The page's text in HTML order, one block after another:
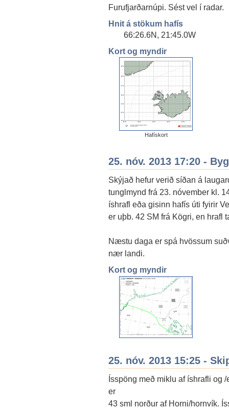
Furufjarðarnúpi. Sést vel í radar.
Hnit á stökum hafís
66:26.6N, 21:45.0W
Kort og myndir
Hafískort
25. nóv. 2013 17:20 -
Skýjað hefur verið síðan á
tunglmynd frá 23. nóvember kl.
íshrafl eða gisinn hafís úti fyirir
er uþb. 42 SM frá Kögri, en hrafl
Næstu daga er spá hvössum
nær landi.
Kort og myndir
25. nóv. 2013 15:25 -
Ísspöng með miklu af íshrafli og
er
43 sml norður af Horni/hornvík.